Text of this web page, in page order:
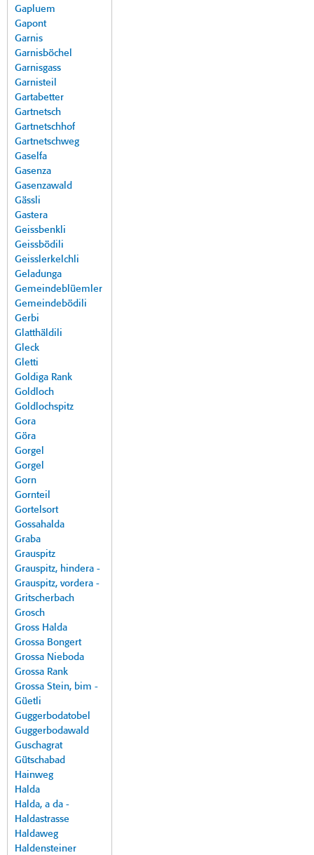
Gapluem
Gapont
Garnis
Garnisböchel
Garnisgass
Garnisteil
Gartabetter
Gartnetsch
Gartnetschhof
Gartnetschweg
Gaselfa
Gasenza
Gasenzawald
Gässli
Gastera
Geissbenkli
Geissbödili
Geisslerkelchli
Geladunga
Gemeindeblüemler
Gemeindebödili
Gerbi
Glatthäldili
Gleck
Gletti
Goldiga Rank
Goldloch
Goldlochspitz
Gora
Göra
Gorgel
Gorgel
Gorn
Gornteil
Gortelsort
Gossahalda
Graba
Grauspitz
Grauspitz, hindera -
Grauspitz, vordera -
Gritscherbach
Grosch
Gross Halda
Grossa Bongert
Grossa Nieboda
Grossa Rank
Grossa Stein, bim -
Güetli
Guggerbodatobel
Guggerbodawald
Guschagrat
Gütschabad
Hainweg
Halda
Halda, a da -
Haldastrasse
Haldaweg
Haldensteiner